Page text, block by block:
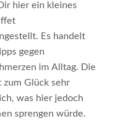
hier ein kleines
Es handelt
gegen
im Alltag. Die
zum Glück sehr
was hier jedoch
sprengen würde.